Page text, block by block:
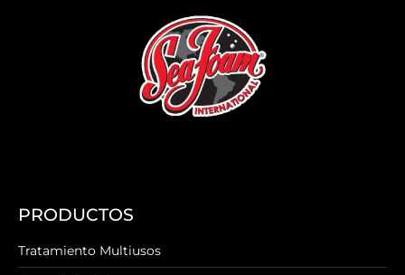
PRODUCTOS
Tratamiento Multiusos